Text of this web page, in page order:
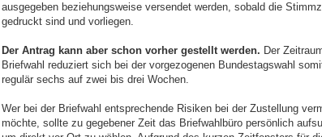
ausgegeben beziehungsweise versendet werden, sobald die
gedruckt sind und vorliegen.
Der Antrag kann aber schon vorher gestellt werden. Der
Briefwahl reduziert sich bei der vorgezogenen Bundestagswahl
regulär sechs auf zwei bis drei Wochen.
Wer bei der Briefwahl entsprechende Risiken bei der Zustellung
möchte, sollte zu gegebener Zeit das Briefwahlbüro persönlich